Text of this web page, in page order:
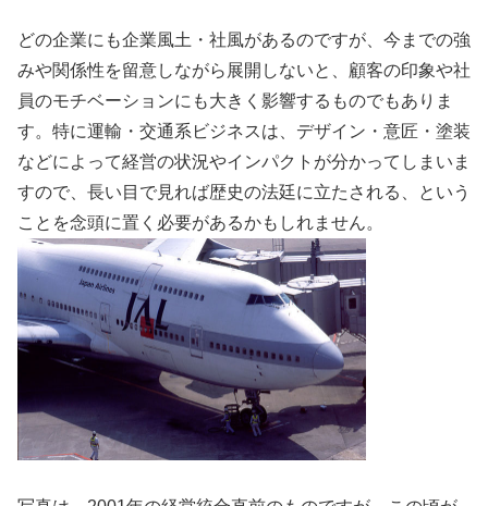
どの企業にも企業風土・社風があるのですが、今までの強
みや関係性を留意しながら展開しないと、顧客の印象や社
員のモチベーションにも大きく影響するものでもありま
す。特に運輸・交通系ビジネスは、デザイン・意匠・塗装
などによって経営の状況やインパクトが分かってしまいま
すので、長い目で見れば歴史の法廷に立たされる、という
ことを念頭に置く必要があるかもしれません。